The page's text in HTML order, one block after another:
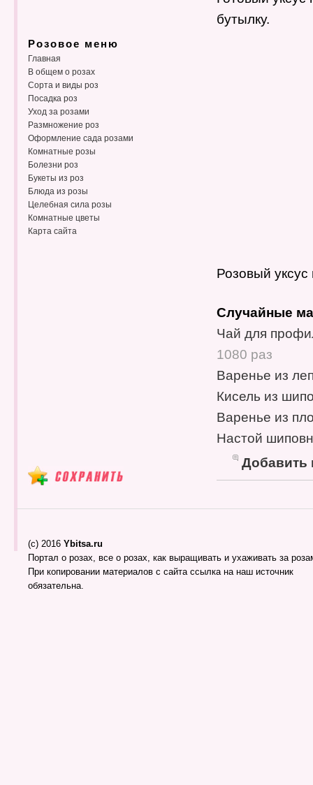
Розовое меню
Главная
В общем о розах
Сорта и виды роз
Посадка роз
Уход за розами
Размножение роз
Оформление сада розами
Комнатные розы
Болезни роз
Букеты из роз
Блюда из розы
Целебная сила розы
Комнатные цветы
Карта сайта
бутылку.
Розовый уксус
Случайные
Чай для
1080 раз
Варенье из
Кисель из
Варенье из
Настой
Добавить
(c) 2016 Ybitsa.ru
Портал о розах, все о розах, как выращивать и ухаживать за
При копировании материалов с сайта ссылка на наш источник
обязательна.